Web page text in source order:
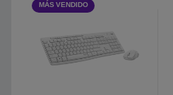
MÁS VENDIDO